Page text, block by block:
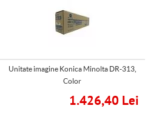
Unitate imagine Konica Minolta DR-313,
Color
1.426,40 Lei